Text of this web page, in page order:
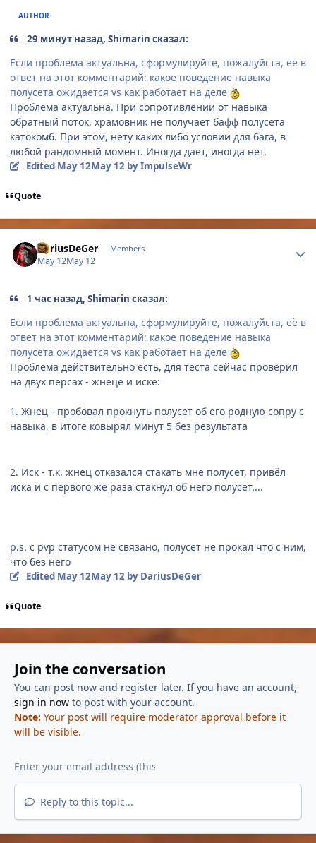
AUTHOR
29 минут назад, Shimarin сказал:
Если проблема актуальна, сформулируйте, пожалуйста, её в
ответ на этот комментарий: какое поведение навыка
полусета ожидается vs как работает на деле
Проблема актуальна. При сопротивлении от навыка
обратный поток, храмовник не получает бафф полусета
катокомб. При этом, нету каких либо условии для бага, в
любой рандомный момент. Иногда дает, иногда нет.
Edited May 12May 12by ImpulseWr
Quote
DariusDeGer Members
May 12May 12
1 час назад, Shimarin сказал:
Если проблема актуальна, сформулируйте, пожалуйста, её в
ответ на этот комментарий: какое поведение навыка
полусета ожидается vs как работает на деле
Проблема действительно есть, для теста сейчас проверил
на двух персах - жнеце и иске:
1. Жнец - пробовал прокнуть полусет об его родную сопру с
навыка, в итоге ковырял минут 5 без результата
2. Иск - т.к. жнец отказался стакать мне полусет, привёл
иска и с первого же раза стакнул об него полусет....
p.s. с pvp статусом не связано, полусет не прокал что с ним,
что без него
Edited May 12May 12by DariusDeGer
Quote
Join the conversation
You can post now and register later. If you have an account,
sign in nowto post with your account.
Note: Your post will require moderator approval before it
will be visible.
Reply to this topic...